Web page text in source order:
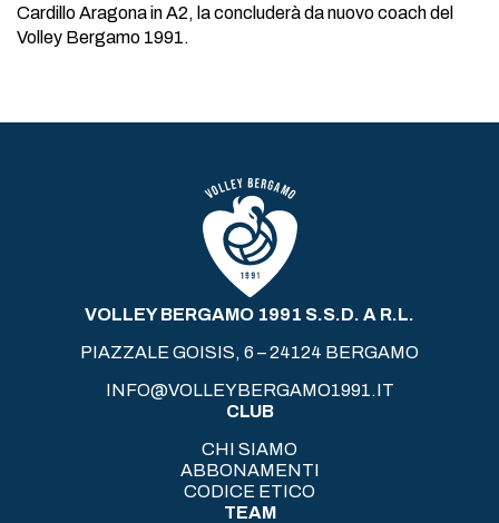
Cardillo Aragona in A2, la concluderà da nuovo coach del
Volley Bergamo 1991.
VOLLEY BERGAMO 1991 S.S.D. A R.L.
PIAZZALE GOISIS, 6 – 24124 BERGAMO
INFO@VOLLEYBERGAMO1991.IT
CLUB
CHI SIAMO
ABBONAMENTI
CODICE ETICO
TEAM